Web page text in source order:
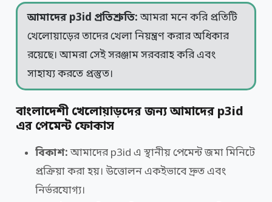
আমাদের p3id প্রতিশ্রুতি:আমরা মনে করি প্রতিটি
খেলোয়াড়ের তাদের খেলা নিয়ন্ত্রণ করার অধিকার
রয়েছে। আমরা সেই সরঞ্জাম সরবরাহ করি এবং
সাহায্য করতে প্রস্তুত।
বাংলাদেশী খেলোয়াড়দের জন্য আমাদের p3id
এর পেমেন্ট ফোকাস
বিকাশ:আমাদের p3id এ স্থানীয় পেমেন্ট জমা মিনিটে
প্রক্রিয়া করা হয়। উত্তোলন একইভাবে দ্রুত এবং
নির্ভরযোগ্য।